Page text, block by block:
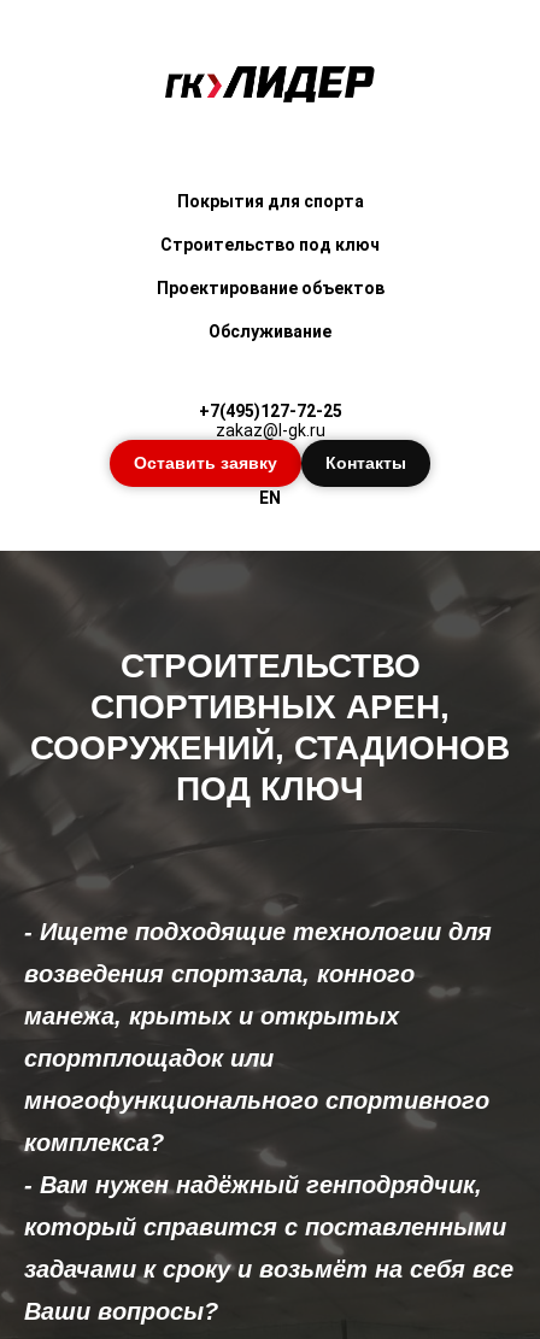
Покрытия для спорта
Строительство под ключ
Проектирование объектов
Обслуживание
+7(495)127-72-25
zakaz@l-gk.ru
Оставить заявку
Контакты
EN
СТРОИТЕЛЬСТВО
СПОРТИВНЫХ АРЕН,
СООРУЖЕНИЙ, СТАДИОНОВ
ПОД КЛЮЧ
- Ищете подходящие технологии для
возведения спортзала, конного
манежа, крытых и открытых
спортплощадок или
многофункционального спортивного
комплекса?
- Вам нужен надёжный генподрядчик,
который справится с поставленными
задачами к сроку и возьмёт на себя все
Ваши вопросы?